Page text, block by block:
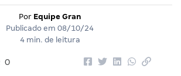
Por Equipe Gran
Publicado em 08/10/24
4 min. de leitura
0